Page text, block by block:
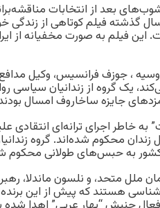
بعد از انتخابات
او سال گذشته فیلم کوتاهی از
فیلم به صورت مخفیانه از
، جوزف فرانسیس، وکیل
یک گروه از زندانیان سیاسی
جایزه ساخاروف امسال
به خاطر اجرای ترانه‌ای انتقادی
محکوم شده‌اند. گروه
به حبس‌های طولانی محکوم
ملل متحد، و نلسون ماندلا، رهبر
هستند که پیش از این